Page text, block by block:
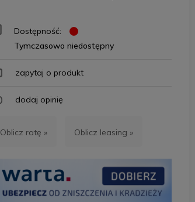
Dostępność:
Tymczasowo niedostępny
zapytaj o produkt
dodaj opinię
Oblicz ratę » Oblicz leasing »